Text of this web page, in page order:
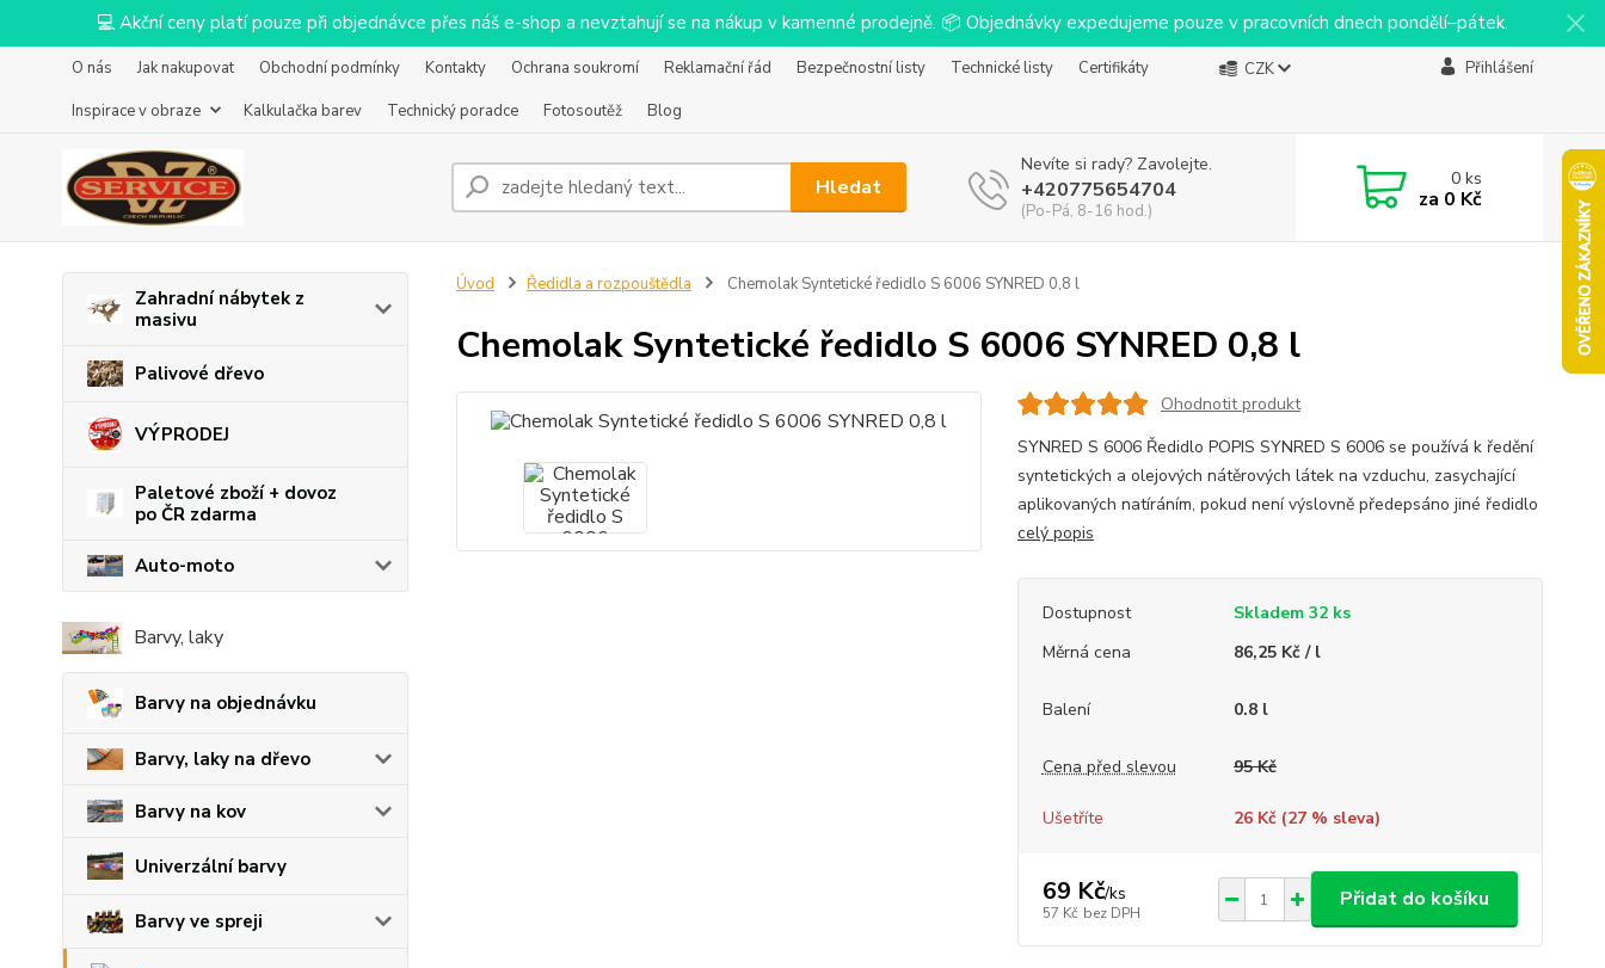
💻 Akční ceny platí pouze při objednávce přes náš e-shop a nevztahují se na nákup v kamenné prodejně. 📦 Objednávky expedujeme pouze v pracovních dnech pondělí–pátek.
O nás Jak nakupovat Obchodní podmínky Kontakty Ochrana soukromí Reklamační řád Bezpečnostní listy Technické listy
Certifikáty
Inspirace v obraze
Kalkulačka barev Technický poradce Fotosoutěž Blog
CZK Přihlášení
Hledat
Nevíte si rady? Zavolejte.
+420775654704
(Po-Pá, 8-16 hod.)
0ks
za 0 Kč
Zahradní nábytek z
masivu
Palivové dřevo
VÝPRODEJ
Paletové zboží + dovoz
po ČR zdarma
Auto-moto
Barvy, laky
Barvy na objednávku
Barvy, laky na dřevo
Barvy na kov
Univerzální barvy
Barvy ve spreji
Úvod Ředidla a rozpouštědla Chemolak Syntetické ředidlo S 6006 SYNRED 0,8 l
Chemolak Syntetické ředidlo S 6006 SYNRED 0,8 l
Ohodnotit produkt
SYNRED S 6006 Ředidlo POPIS SYNRED S 6006 se používá k ředění
syntetických a olejových nátěrových látek na vzduchu, zasychající
aplikovaných natíráním, pokud není výslovně předepsáno jiné ředidlo
celý popis
Dostupnost
Skladem 32 ks
Měrná cena
86,25 Kč / l
Balení 0.8 l
Cena před slevou 95 Kč
Ušetříte 26 Kč (27% sleva)
69 Kč/ks
57 Kč bez DPH
Přidat do košíku